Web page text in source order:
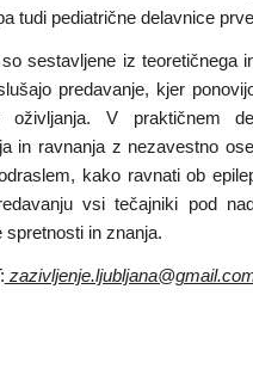
tudi pediatrične delavnice
sestavljene iz teoretičnega
predavanje, kjer
oživljanja. V praktičnem
in ravnanja z nezavestno
kako ravnati ob
vsi tečajniki pod
spretnosti in znanja.